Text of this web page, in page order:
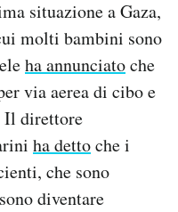
situazione a Gaza,
molti bambini sono
ha annunciatoche
via aerea di cibo e
Il direttore
ha dettoche i
che sono
diventare